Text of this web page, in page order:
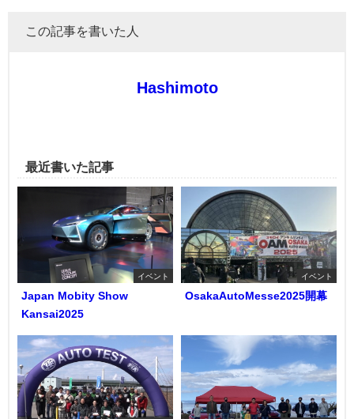
この記事を書いた人
Hashimoto
最近書いた記事
イベント
Japan Mobity Show
Kansai2025
イベント
OsakaAutoMesse2025開幕